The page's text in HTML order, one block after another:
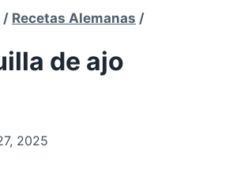
/ Recetas Alemanas /
de ajo
2025